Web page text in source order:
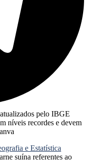
níveis recordes e devem
e Estatística
suína referentes ao